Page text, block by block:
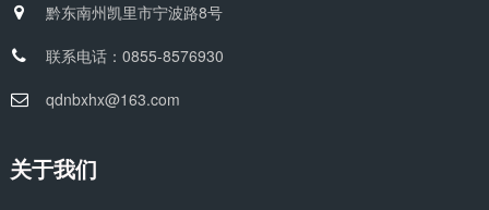
黔东南州凯里市宁波路8号
联系电话：0855-8576930
qdnbxhx@163.com
关于我们